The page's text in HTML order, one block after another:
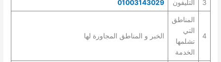
3 التليفون 01003143029
4
المناطق
التي
تشلمها
الخدمة
الخبر و المناطق المجاورة لها